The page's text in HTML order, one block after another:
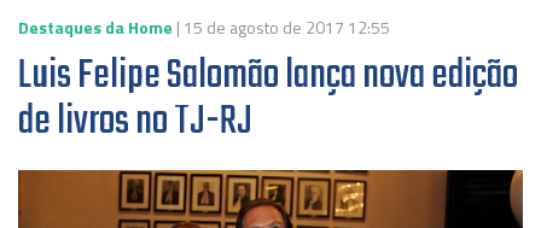
Destaques da Home | 15 de agosto de 2017 12:55
Luis Felipe Salomão lança nova edição
de livros no TJ-RJ